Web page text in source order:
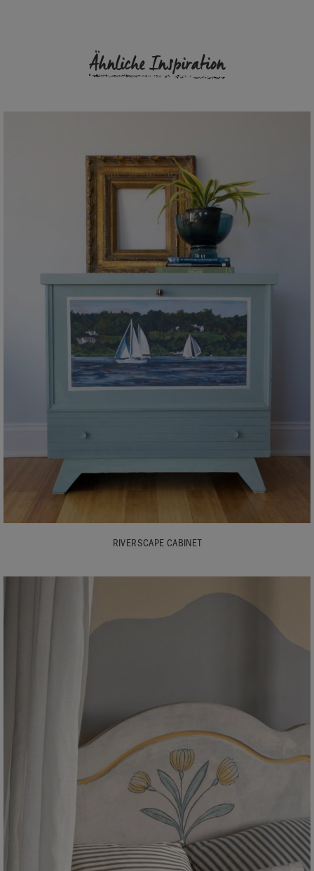
Ähnliche Inspiration
RIVERSCAPE CABINET